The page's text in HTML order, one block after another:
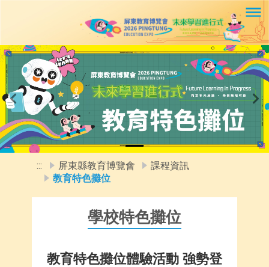
Previous
::: 屏東縣教育博覽會
課程資訊
教育特色攤位
學校特色攤位
教育特色攤位體驗活動 強勢登